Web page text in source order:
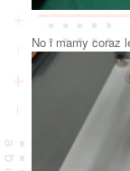
No i mamy coraz
Odtwarzacz
video